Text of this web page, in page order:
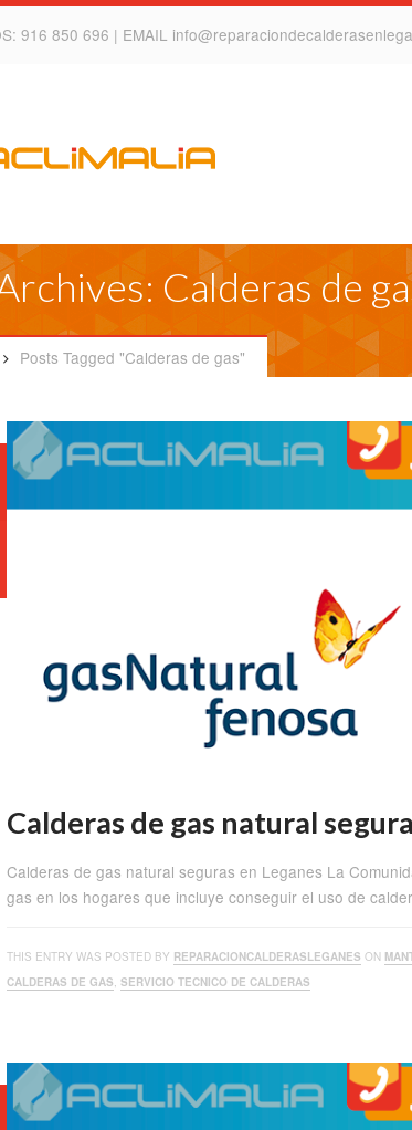
916 850 696 | EMAIL
Calderas de
Posts Tagged "Calderas de gas"
Calderas de gas natural
Calderas de gas natural seguras en Leganes La
gas en los hogares que incluye conseguir el uso de
THIS ENTRY WAS POSTED BY REPARACIONCALDERASLEGANES ON
CALDERAS DE GAS, SERVICIO TECNICO DE CALDERAS